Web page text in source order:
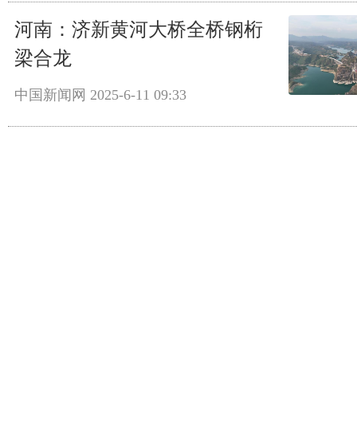
河南：济新黄河大桥全桥钢桁
梁合龙
中国新闻网 2025-6-11 09:33